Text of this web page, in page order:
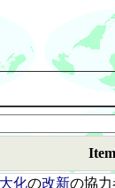
Item
大化の改新の協